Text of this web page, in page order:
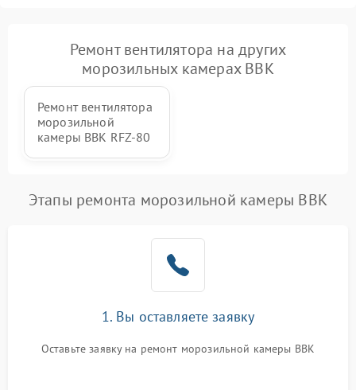
Ремонт вентилятора на других
морозильных камерах BBK
Ремонт вентилятора
морозильной
камеры BBK RFZ-80
Этапы ремонта морозильной камеры BBK
1. Вы оставляете заявку
Оставьте заявку на ремонт морозильной камеры BBK